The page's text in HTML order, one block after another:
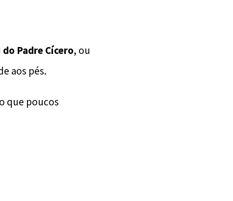
do Padre Cícero, ou
aos pés.
que poucos